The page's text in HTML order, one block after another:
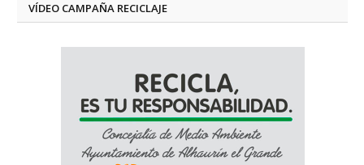
VÍDEO CAMPAÑA RECICLAJE